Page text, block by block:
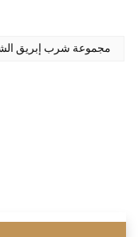
مجموعة شرب إبريق